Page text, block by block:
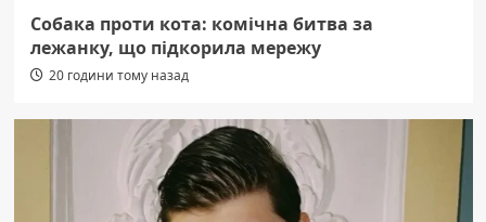
Собака проти кота: комічна битва за
лежанку, що підкорила мережу
20 години тому назад